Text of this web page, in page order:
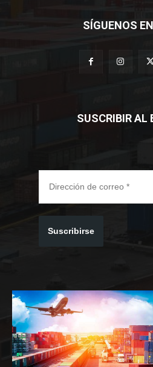
SÍGUENOS
SUSCRIBIR AL
Suscribirse